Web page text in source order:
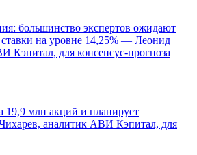
большинство экспертов ожидают
на уровне 14,25% — Леонид
Кэпитал, для консенсус-прогноза
19,9 млн акций и планирует
аналитик АВИ Кэпитал, для